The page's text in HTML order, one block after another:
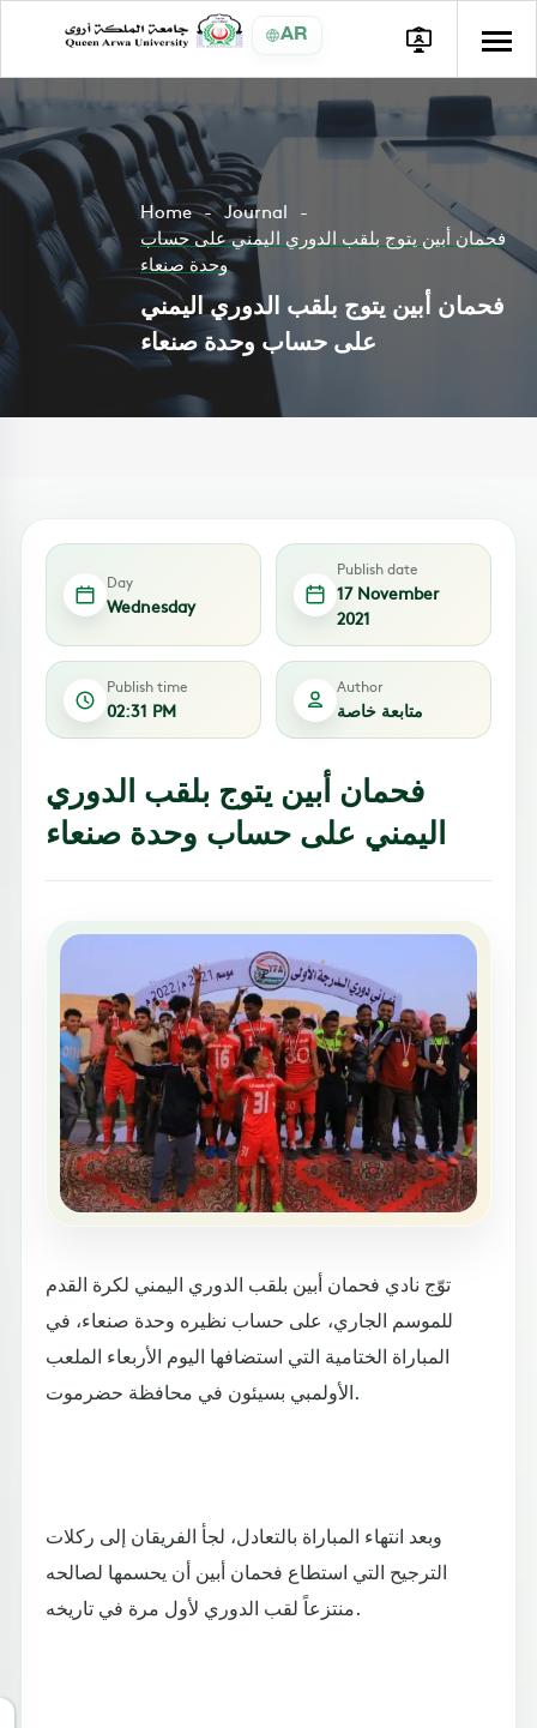
AR
Home
Journal
فحمان أبين يتوج بلقب الدوري اليمني على حساب
وحدة صنعاء
فحمان أبين يتوج بلقب الدوري اليمني
على حساب وحدة صنعاء
Day
Wednesday
Publish date
17 November
2021
Publish time
02:31 PM
Author
متابعة خاصة
فحمان أبين يتوج بلقب الدوري
اليمني على حساب وحدة صنعاء
توّج نادي فحمان أبين بلقب الدوري اليمني لكرة القدم
للموسم الجاري، على حساب نظيره وحدة صنعاء، في
المباراة الختامية التي استضافها اليوم الأربعاء الملعب
الأولمبي بسيئون في محافظة حضرموت.
وبعد انتهاء المباراة بالتعادل، لجأ الفريقان إلى ركلات
الترجيح التي استطاع فحمان أبين أن يحسمها لصالحه
منتزعاً لقب الدوري لأول مرة في تاريخه.